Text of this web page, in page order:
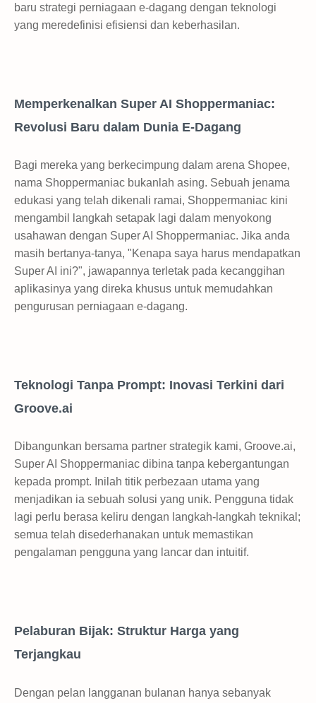
baru strategi perniagaan e-dagang dengan teknologi
yang meredefinisi efisiensi dan keberhasilan.
Memperkenalkan Super AI Shoppermaniac:
Revolusi Baru dalam Dunia E-Dagang
Bagi mereka yang berkecimpung dalam arena Shopee,
nama Shoppermaniac bukanlah asing. Sebuah jenama
edukasi yang telah dikenali ramai, Shoppermaniac kini
mengambil langkah setapak lagi dalam menyokong
usahawan dengan Super AI Shoppermaniac. Jika anda
masih bertanya-tanya, "Kenapa saya harus mendapatkan
Super AI ini?", jawapannya terletak pada kecanggihan
aplikasinya yang direka khusus untuk memudahkan
pengurusan perniagaan e-dagang.
Teknologi Tanpa Prompt: Inovasi Terkini dari
Groove.ai
Dibangunkan bersama partner strategik kami, Groove.ai,
Super AI Shoppermaniac dibina tanpa kebergantungan
kepada prompt. Inilah titik perbezaan utama yang
menjadikan ia sebuah solusi yang unik. Pengguna tidak
lagi perlu berasa keliru dengan langkah-langkah teknikal;
semua telah disederhanakan untuk memastikan
pengalaman pengguna yang lancar dan intuitif.
Pelaburan Bijak: Struktur Harga yang
Terjangkau
Dengan pelan langganan bulanan hanya sebanyak